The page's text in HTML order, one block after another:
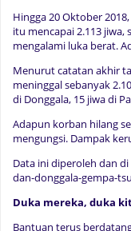
Hingga 20 Oktober
itu mencapai 2.113 jiwa,
mengalami luka berat.
Menurut catatan akhir
meninggal sebanyak
di Donggala, 15 jiwa di
Adapun korban hilang
mengungsi. Dampak
Data ini diperoleh dan
dan-donggala-gempa-
Duka mereka, duka
Bantuan terus